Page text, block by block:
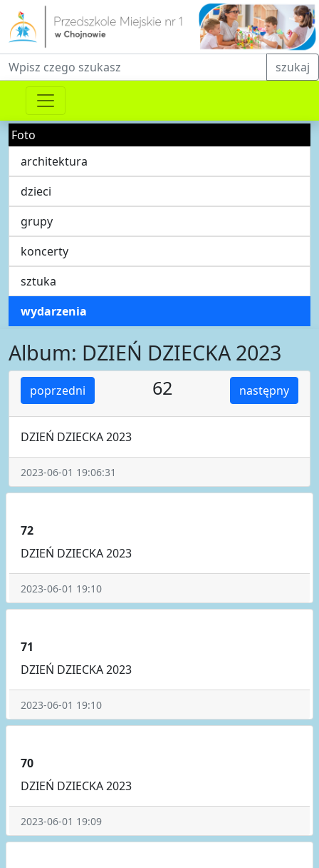
Fraza do wyszukiwania szukaj
Foto
architektura
dzieci
grupy
koncerty
sztuka
wydarzenia
Album: DZIEŃ DZIECKA 2023
poprzedni następny
62
DZIEŃ DZIECKA 2023
2023-06-01 19:06:31
72
DZIEŃ DZIECKA 2023
2023-06-01 19:10
71
DZIEŃ DZIECKA 2023
2023-06-01 19:10
70
DZIEŃ DZIECKA 2023
2023-06-01 19:09